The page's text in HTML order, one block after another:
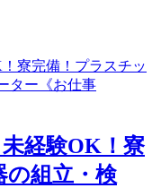
未経験OK！寮
の組立・検